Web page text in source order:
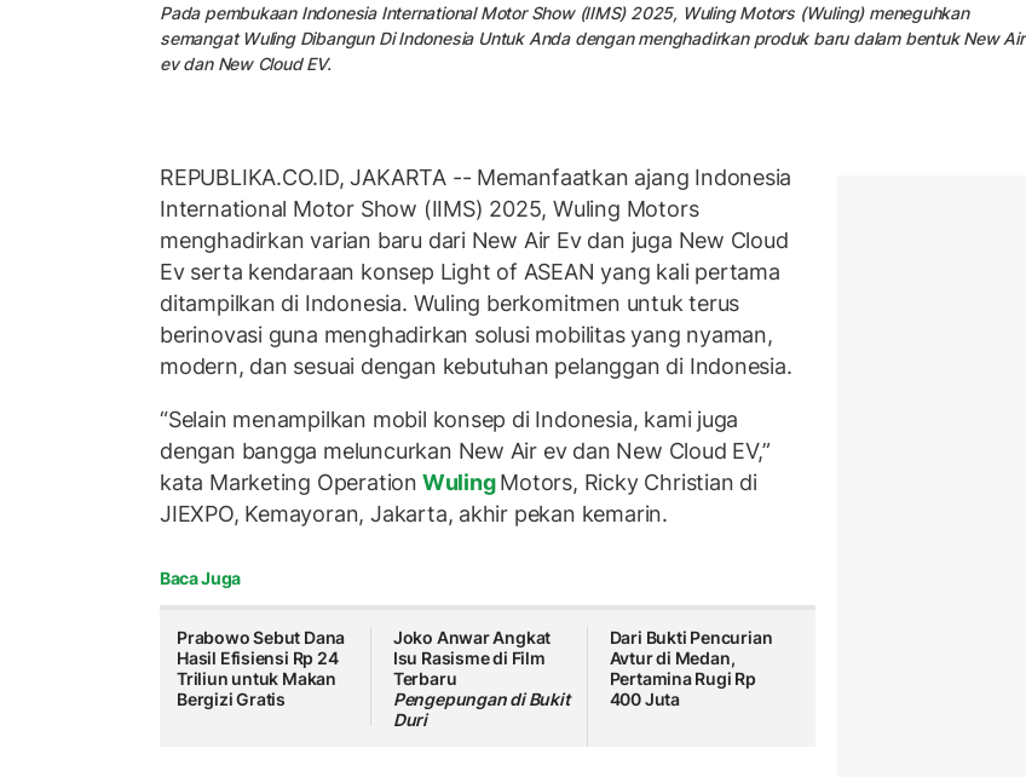
Pada pembukaan Indonesia International Motor Show (IIMS) 2025, Wuling Motors (Wuling) meneguhkan
semangat Wuling Dibangun Di Indonesia Untuk Anda dengan menghadirkan produk baru dalam bentuk New Air
ev dan New Cloud EV.
REPUBLIKA.CO.ID, JAKARTA -- Memanfaatkan ajang Indonesia
International Motor Show (IIMS) 2025, Wuling Motors
menghadirkan varian baru dari New Air Ev dan juga New Cloud
Ev serta kendaraan konsep Light of ASEAN yang kali pertama
ditampilkan di Indonesia. Wuling berkomitmen untuk terus
berinovasi guna menghadirkan solusi mobilitas yang nyaman,
modern, dan sesuai dengan kebutuhan pelanggan di Indonesia.
“Selain menampilkan mobil konsep di Indonesia, kami juga
dengan bangga meluncurkan New Air ev dan New Cloud EV,”
kata Marketing Operation WulingMotors, Ricky Christian di
JIEXPO, Kemayoran, Jakarta, akhir pekan kemarin.
Baca Juga
Prabowo Sebut Dana
Hasil Efisiensi Rp 24
Triliun untuk Makan
Bergizi Gratis
Joko Anwar Angkat
Isu Rasisme di Film
Terbaru
Pengepungan di Bukit
Duri
Dari Bukti Pencurian
Avtur di Medan,
Pertamina Rugi Rp
400 Juta